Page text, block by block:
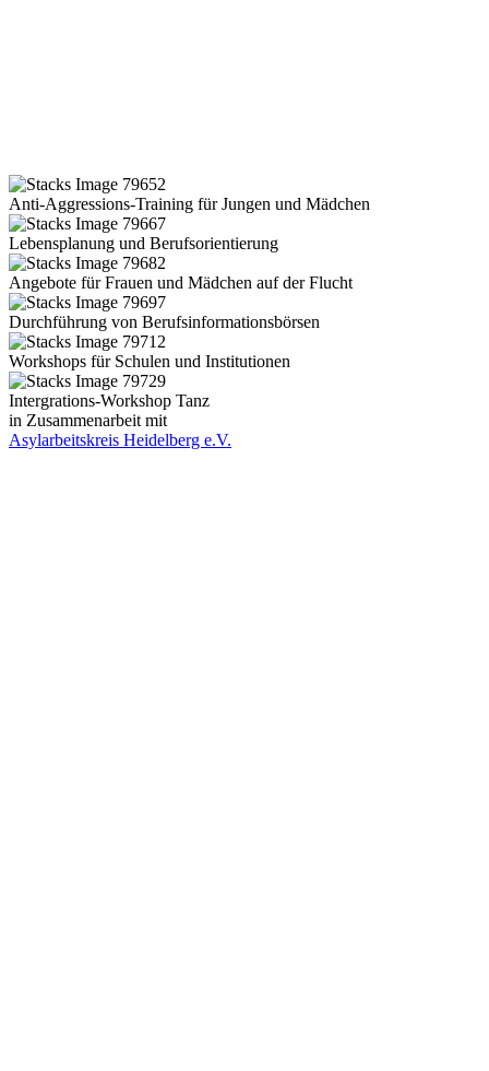
Anti-Aggressions-Training für Jungen und Mädchen
Lebensplanung und Berufsorientierung
Angebote für Frauen und Mädchen auf der Flucht
Durchführung von Berufsinformationsbörsen
Workshops für Schulen und Institutionen
Intergrations-Workshop Tanz
in Zusammenarbeit mit
Asylarbeitskreis Heidelberg e.V.